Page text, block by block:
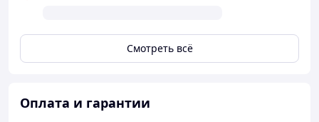
Смотреть всё
Оплата и гарантии